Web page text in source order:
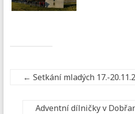
← Setkání mladých 17.-
Adventní dílničky v